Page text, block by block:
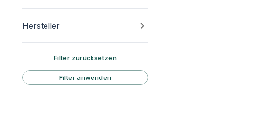
Hersteller
Filter zurücksetzen
Filter anwenden